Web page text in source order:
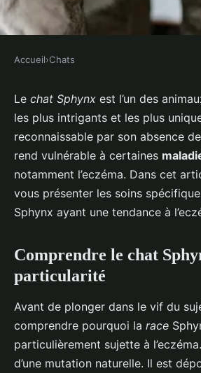
Quels sont les soins
pour un chat
tendance à l'eczéma?
Tiago•28 avril 2024•6 min de lecture
Accueil›Chats
Le chat Sphynx est l’un des
les plus intrigants et les plus
reconnaissable par son absence de
rend vulnérable à certaines
notamment l’eczéma. Dans cet
vous présenter les soins
Sphynx ayant une tendance à
Comprendre le chat
particularité
Avant de plonger dans le vif du
comprendre pourquoi la race
particulièrement sujette à
d’une mutation naturelle. Il est